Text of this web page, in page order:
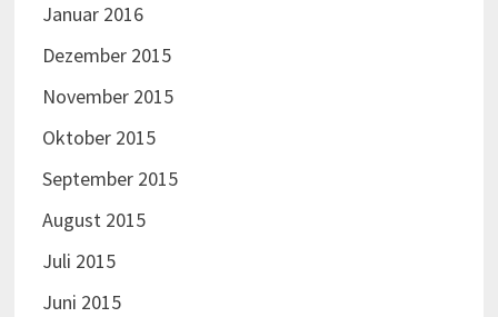
Januar 2016
Dezember 2015
November 2015
Oktober 2015
September 2015
August 2015
Juli 2015
Juni 2015